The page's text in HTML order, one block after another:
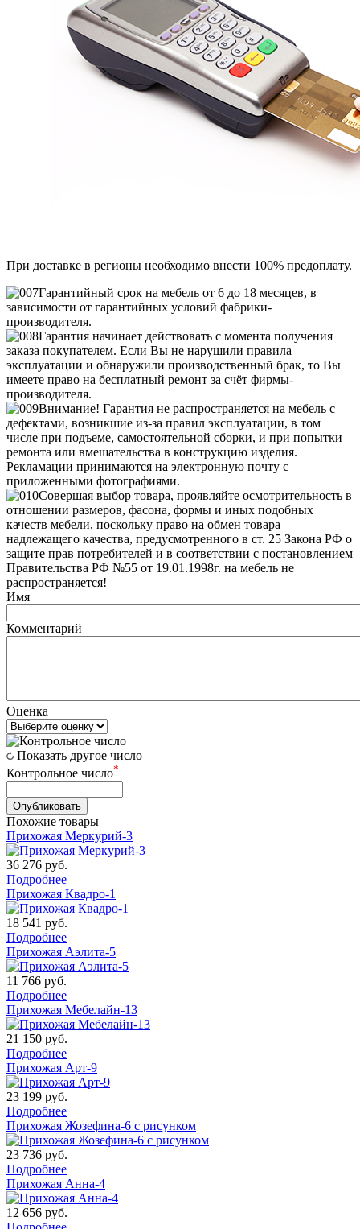
При доставке в регионы необходимо внести 100% предоплату.
Гарантийный срок на мебель от 6 до 18 месяцев, в
зависимости от гарантийных условий фабрики-
производителя.
Гарантия начинает действовать с момента получения
заказа покупателем. Если Вы не нарушили правила
эксплуатации и обнаружили производственный брак, то Вы
имеете право на бесплатный ремонт за счёт фирмы-
производителя.
Внимание! Гарантия не распространяется на мебель с
дефектами, возникшие из-за правил эксплуатации, в том
числе при подъеме, самостоятельной сборки, и при попытки
ремонта или вмешательства в конструкцию изделия.
Рекламации принимаются на электронную почту с
приложенными фотографиями.
Совершая выбор товара, проявляйте осмотрительность в
отношении размеров, фасона, формы и иных подобных
качеств мебели, поскольку право на обмен товара
надлежащего качества, предусмотренного в ст. 25 Закона РФ о
защите прав потребителей и в соответствии с постановлением
Правительства РФ №55 от 19.01.1998г. на мебель не
распространяется!
Имя
Комментарий
Оценка
Показать другое число
Контрольное число*
Похожие товары
Прихожая Меркурий-3
36 276 руб.
Подробнее
Прихожая Квадро-1
18 541 руб.
Подробнее
Прихожая Аэлита-5
11 766 руб.
Подробнее
Прихожая Мебелайн-13
21 150 руб.
Подробнее
Прихожая Арт-9
23 199 руб.
Подробнее
Прихожая Жозефина-6 с рисунком
23 736 руб.
Подробнее
Прихожая Анна-4
12 656 руб.